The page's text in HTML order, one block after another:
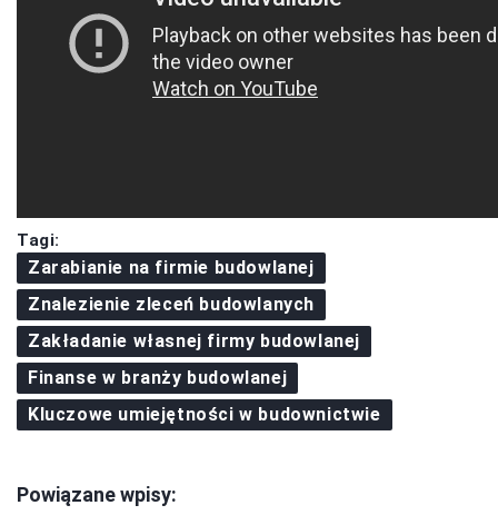
Tagi:
Zarabianie na firmie budowlanej
Znalezienie zleceń budowlanych
Zakładanie własnej firmy budowlanej
Finanse w branży budowlanej
Kluczowe umiejętności w budownictwie
Powiązane wpisy: